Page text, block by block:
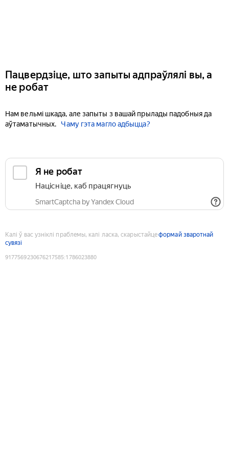
Пацвердзіце, што запыты адпраўлялі вы, а
не робат
Нам вельмі шкада, але запыты з вашай прылады падобныя да
аўтаматычных.
Чаму гэта магло адбыцца?
Я не робат
Націсніце, каб працягнуць
SmartCaptcha by Yandex Cloud
Калі ў вас узніклі праблемы, калі ласка, скарыстайцеформай зваротнай
сувязі
9177569230676217585:1786023880